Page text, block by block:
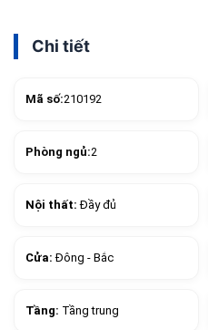
Chi tiết
Mã số:210192
Phòng ngủ:2
Nội thất:Đầy đủ
Cửa:Đông - Bắc
Tầng: Tầng trung